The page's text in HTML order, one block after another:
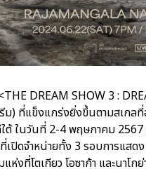
DREAM SHOW 3 :
ม) ที่แข็งแกร่งยิ่งขึ้นตามสเกล
ใต้ ในวันที่ 2-4 พฤษภาคม
ปิดจำหน่ายทั้ง 3 รอบการแส
ห่งที่โตเกียว โอซาก้า และนาโกย่